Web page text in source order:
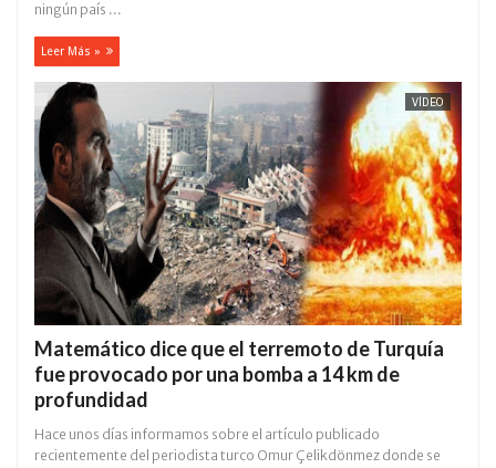
ningún país ...
Leer Más »
VÍDEO
Matemático dice que el terremoto de Turquía
fue provocado por una bomba a 14 km de
profundidad
Hace unos días informamos sobre el artículo publicado
recientemente del periodista turco Omur Çelikdönmez donde se